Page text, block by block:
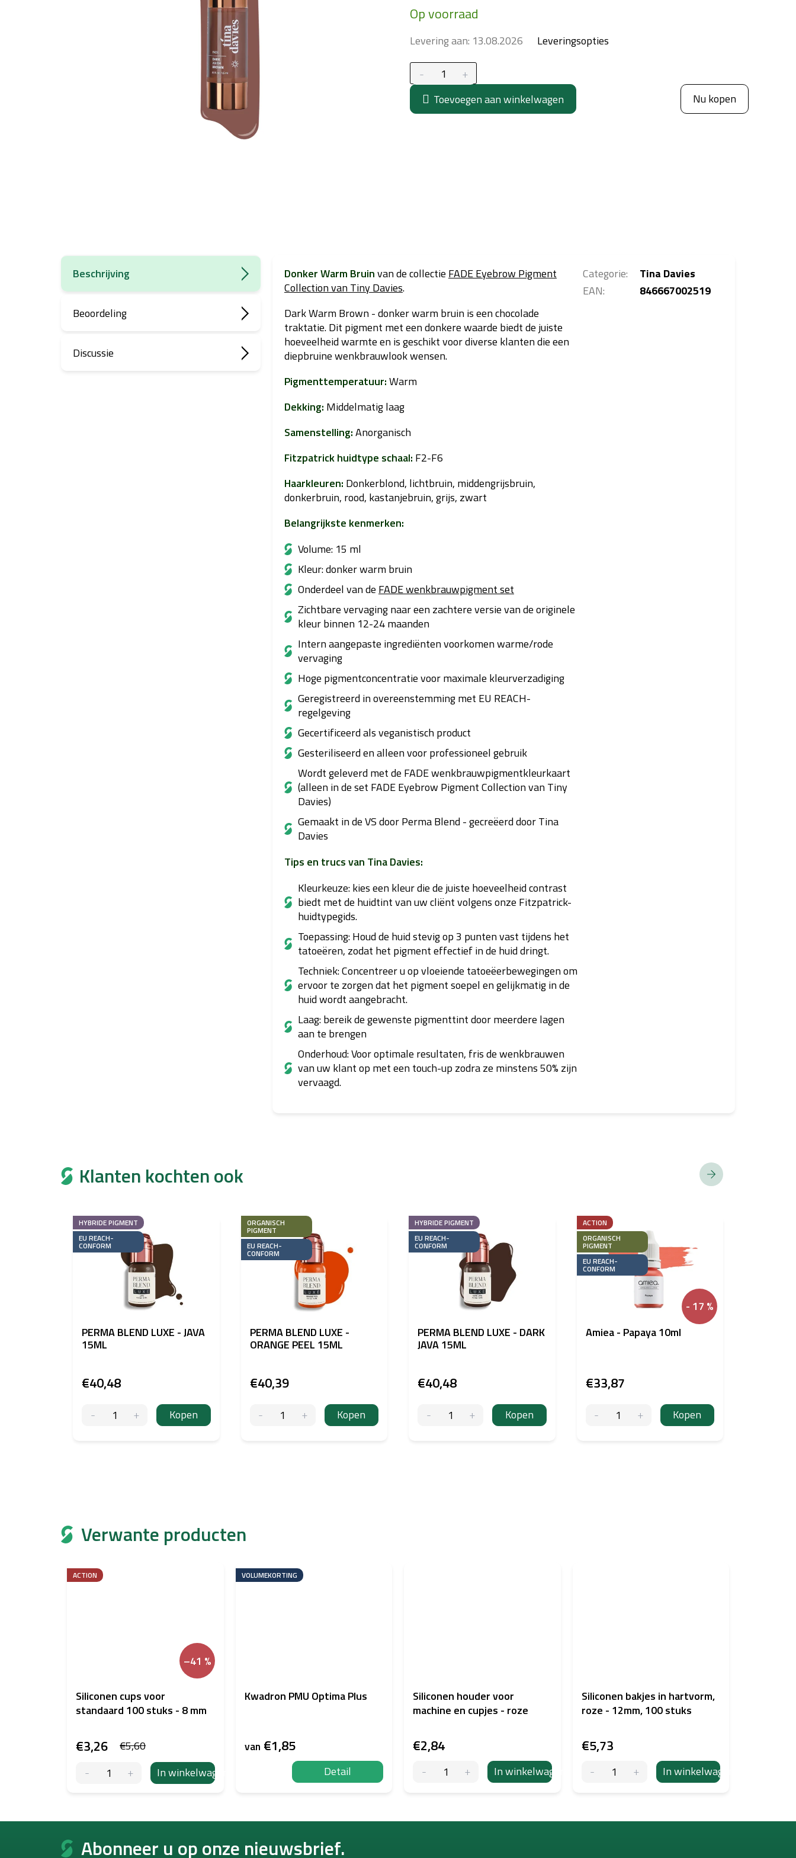
prijs:
Op voorraad
Levering aan: 13.08.2026 Leveringsopties
Toevoegen aan winkelwagen Nu kopen
Verwante producten
ACTION
–41 %
Siliconen cups voor
standaard 100 stuks - 8 mm
€5,60
€3,26
In winkelwagen
VOLUMEKORTING
Kwadron PMU Optima Plus
van €1,85
Detail
Siliconen houder voor
machine en cupjes - roze
€2,84
In winkelwagen
Siliconen bakjes in hartvorm,
roze - 12mm, 100 stuks
€5,73
In winkelwagen
Beschrijving
Beoordeling
Discussie
Donker Warm Bruinvan de collectie FADE Eyebrow Pigment
Collection van Tiny Davies.
Dark Warm Brown - donker warm bruin is een chocolade
traktatie. Dit pigment met een donkere waarde biedt de juiste
hoeveelheid warmte en is geschikt voor diverse klanten die een
diepbruine wenkbrauwlook wensen.
Pigmenttemperatuur:Warm
Dekking: Middelmatig laag
Samenstelling:Anorganisch
Fitzpatrick huidtype schaal: F2-F6
Haarkleuren: Donkerblond, lichtbruin, middengrijsbruin,
donkerbruin, rood, kastanjebruin, grijs, zwart
Belangrijkste kenmerken:
Volume: 15 ml
Kleur: donker warm bruin
Onderdeel van de FADE wenkbrauwpigment set
Zichtbare vervaging naar een zachtere versie van de originele
kleur binnen 12-24 maanden
Intern aangepaste ingrediënten voorkomen warme/rode
vervaging
Hoge pigmentconcentratie voor maximale kleurverzadiging
Geregistreerd in overeenstemming met EU REACH-
regelgeving
Gecertificeerd als veganistisch product
Gesteriliseerd en alleen voor professioneel gebruik
Wordt geleverd met de FADE wenkbrauwpigmentkleurkaart
(alleen in de set FADE Eyebrow Pigment Collection van Tiny
Davies)
Gemaakt in de VS door Perma Blend - gecreëerd door Tina
Davies
Tips en trucs van Tina Davies:
Kleurkeuze: kies een kleur die de juiste hoeveelheid contrast
biedt met de huidtint van uw cliënt volgens onze Fitzpatrick-
huidtypegids.
Toepassing: Houd de huid stevig op 3 punten vast tijdens het
tatoeëren, zodat het pigment effectief in de huid dringt.
Techniek: Concentreer u op vloeiende tatoeëerbewegingen om
ervoor te zorgen dat het pigment soepel en gelijkmatig in de
huid wordt aangebracht.
Laag: bereik de gewenste pigmenttint door meerdere lagen
aan te brengen
Onderhoud: Voor optimale resultaten, fris de wenkbrauwen
van uw klant op met een touch-up zodra ze minstens 50% zijn
vervaagd.
Categorie:
Tina Davies
EAN: 846667002519
Klanten kochten ook
HYBRIDE PIGMENT
EU REACH-
CONFORM
PERMA BLEND LUXE - JAVA
15ML
€40,48
Kopen
ORGANISCH
PIGMENT
EU REACH-
CONFORM
PERMA BLEND LUXE -
ORANGE PEEL 15ML
€40,39
Kopen
HYBRIDE PIGMENT
EU REACH-
CONFORM
PERMA BLEND LUXE - DARK
JAVA 15ML
€40,48
Kopen
- 17 %
ACTION
ORGANISCH
PIGMENT
EU REACH-
CONFORM
Amiea - Papaya 10ml
€33,87
Kopen
F
Abonneer u op onze nieuwsbrief.